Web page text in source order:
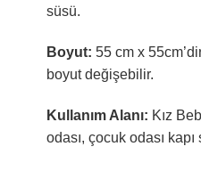
süsü.
Boyut: 55 cm x
boyut değişebilir.
Kullanım Alanı: Kız
odası, çocuk odası